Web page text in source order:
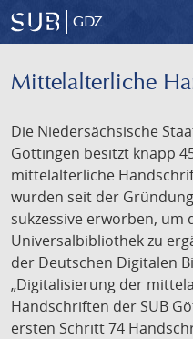
GDZ
Mittelalterliche
Die Niedersächsische
Göttingen besitzt knapp
mittelalterliche
wurden seit der
sukzessive erworben, um
Universalbibliothek zu
der Deutschen Digitalen
„Digitalisierung der
Handschriften der SUB
ersten Schritt 74